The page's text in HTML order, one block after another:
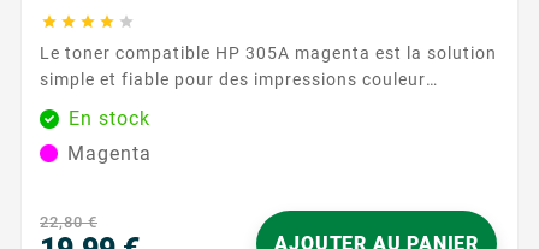
    
Le toner compatible HP 305A magenta est la solution
simple et fiable pour des impressions couleur
régulières au quotidien. Pensé pour les
environnements professionnels comme pour le
télétravail, il restitue des nuances magenta propres
marketing, graphiques et documents illustrés. En
choisissant un...
En stock
Magenta
22,80 €
AJOUTER AU PANIER